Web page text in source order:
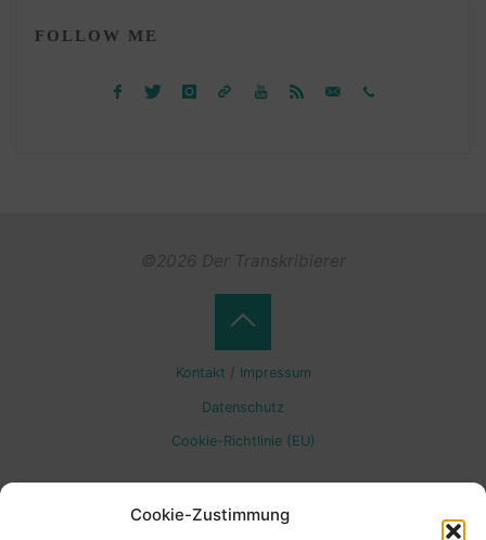
Cookie-Zustimmung
FOLLOW ME
©2026 Der Transkribierer
Kontakt / Impressum
Datenschutz
Cookie-Richtlinie (EU)
Back
to